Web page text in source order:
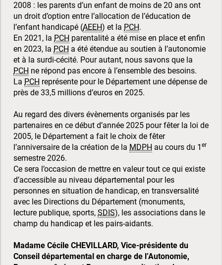
2008 : les parents d’un enfant de moins de 20 ans ont
un droit d’option entre l’allocation de l’éducation de
l’enfant handicapé (AEEH) et la PCH.
En 2021, la PCH parentalité a été mise en place et enfin
en 2023, la PCH a été étendue au soutien à l’autonomie
et à la surdi-cécité. Pour autant, nous savons que la
PCH ne répond pas encore à l’ensemble des besoins.
La PCH représente pour le Département une dépense de
près de 33,5 millions d’euros en 2025.
Au regard des divers évènements organisés par les
partenaires en ce début d’année 2025 pour fêter la loi de
2005, le Département a fait le choix de fêter
l’anniversaire de la création de la MDPH au cours du 1 er
semestre 2026.
Ce sera l’occasion de mettre en valeur tout ce qui existe
d’accessible au niveau départemental pour les
personnes en situation de handicap, en transversalité
avec les Directions du Département (monuments,
lecture publique, sports, SDIS), les associations dans le
champ du handicap et les pairs-aidants.
Madame Cécile CHEVILLARD, Vice-présidente du
Conseil départemental en charge de l’Autonomie,